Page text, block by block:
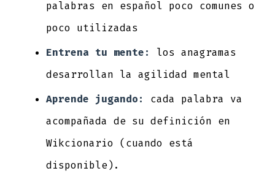
palabras en español poco comunes o
poco utilizadas
Entrena tu mente:
los anagramas
desarrollan la agilidad mental
Aprende jugando:
cada palabra va
acompañada de su definición en
Wikcionario (cuando está
disponible).